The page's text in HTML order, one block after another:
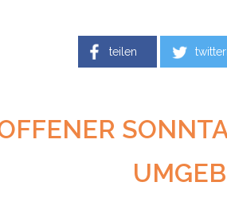
teilen